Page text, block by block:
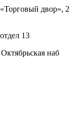
двор», 2
13
наб